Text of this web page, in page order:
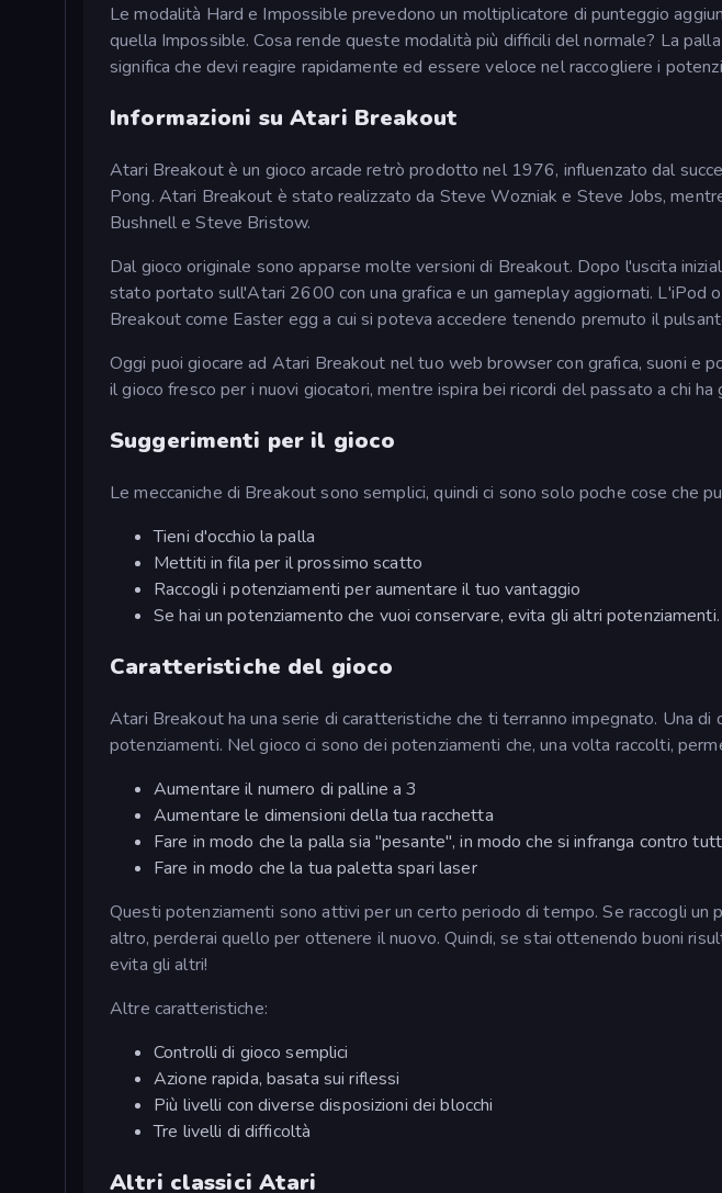
Le modalità Hard e Impossible prevedono un moltiplicatore di punteggio
quella Impossible. Cosa rende queste modalità più difficili del normale? La
significa che devi reagire rapidamente ed essere veloce nel raccogliere i
Informazioni su Atari Breakout
Atari Breakout è un gioco arcade retrò prodotto nel 1976, influenzato dal
Pong. Atari Breakout è stato realizzato da Steve Wozniak e Steve Jobs,
Bushnell e Steve Bristow.
Dal gioco originale sono apparse molte versioni di Breakout. Dopo l'uscita
stato portato sull'Atari 2600 con una grafica e un gameplay aggiornati. L'iPod
Breakout come Easter egg a cui si poteva accedere tenendo premuto il
Oggi puoi giocare ad Atari Breakout nel tuo web browser con grafica, suoni e
il gioco fresco per i nuovi giocatori, mentre ispira bei ricordi del passato a chi ha
Suggerimenti per il gioco
Le meccaniche di Breakout sono semplici, quindi ci sono solo poche cose che
Tieni d'occhio la palla
Mettiti in fila per il prossimo scatto
Raccogli i potenziamenti per aumentare il tuo vantaggio
Se hai un potenziamento che vuoi conservare, evita gli altri potenziamenti.
Caratteristiche del gioco
Atari Breakout ha una serie di caratteristiche che ti terranno impegnato. Una
potenziamenti. Nel gioco ci sono dei potenziamenti che, una volta raccolti,
Aumentare il numero di palline a 3
Aumentare le dimensioni della tua racchetta
Fare in modo che la palla sia "pesante", in modo che si infranga contro
Fare in modo che la tua paletta spari laser
Questi potenziamenti sono attivi per un certo periodo di tempo. Se raccogli un
altro, perderai quello per ottenere il nuovo. Quindi, se stai ottenendo buoni
evita gli altri!
Altre caratteristiche:
Controlli di gioco semplici
Azione rapida, basata sui riflessi
Più livelli con diverse disposizioni dei blocchi
Tre livelli di difficoltà
Altri classici Atari